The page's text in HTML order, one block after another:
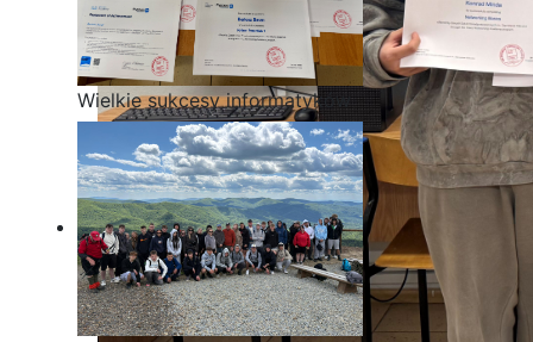
Wielkie sukcesy informatyków
ze Staszica w Akademii
CISCO!